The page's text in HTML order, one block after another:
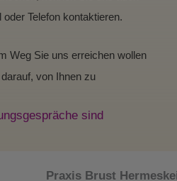
Telefon kontaktieren.
Weg Sie uns erreichen wollen
von Ihnen zu
sind
Praxis Brust